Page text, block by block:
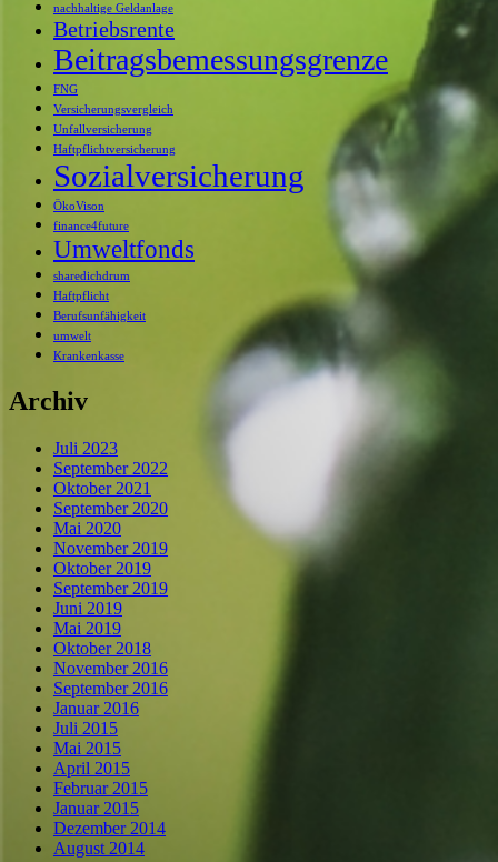
nachhaltige Geldanlage
Betriebsrente
Beitragsbemessungsgrenze
FNG
Versicherungsvergleich
Unfallversicherung
Haftpflichtversicherung
Sozialversicherung
ÖkoVison
finance4future
Umweltfonds
sharedichdrum
Haftpflicht
Berufsunfähigkeit
umwelt
Krankenkasse
Archiv
Juli 2023
September 2022
Oktober 2021
September 2020
Mai 2020
November 2019
Oktober 2019
September 2019
Juni 2019
Mai 2019
Oktober 2018
November 2016
September 2016
Januar 2016
Juli 2015
Mai 2015
April 2015
Februar 2015
Januar 2015
Dezember 2014
August 2014